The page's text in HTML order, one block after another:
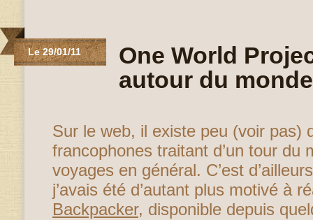
Le 29/01/11
One World
autour du monde
Sur le web, il existe peu (voir pas)
francophones traitant d’un tour du
voyages en général. C’est
j’avais été d’autant plus motivé à
Backpacker, disponible depuis